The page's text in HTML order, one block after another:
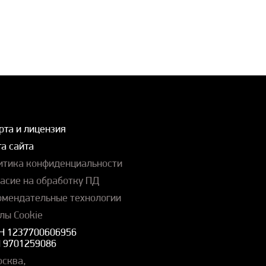
и лицензия
сайта
конфиденциальности
на обработку ПД
технологии
Cookie
1237700606956